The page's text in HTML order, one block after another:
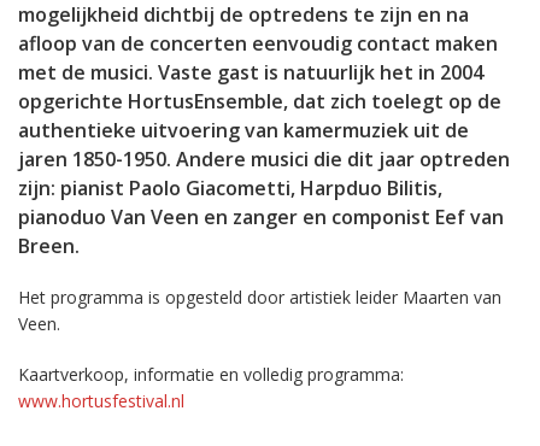
mogelijkheid dichtbij de optredens te zijn en na
afloop van de concerten eenvoudig contact maken
met de musici. Vaste gast is natuurlijk het in 2004
opgerichte HortusEnsemble, dat zich toelegt op de
authentieke uitvoering van kamermuziek uit de
jaren 1850-1950. Andere musici die dit jaar optreden
zijn: pianist Paolo Giacometti, Harpduo Bilitis,
pianoduo Van Veen en zanger en componist Eef van
Breen.
Het programma is opgesteld door artistiek leider Maarten van
Veen.
Kaartverkoop, informatie en volledig programma:
www.hortusfestival.nl